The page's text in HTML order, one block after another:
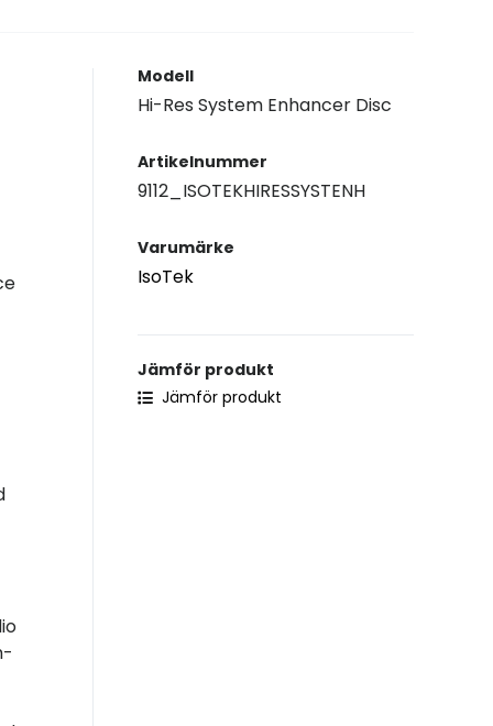
Modell
Hi-Res System Enhancer Disc
Artikelnummer
9112_ISOTEKHIRESSYSTENH
Varumärke
IsoTek
Jämför produkt
Jämför produkt